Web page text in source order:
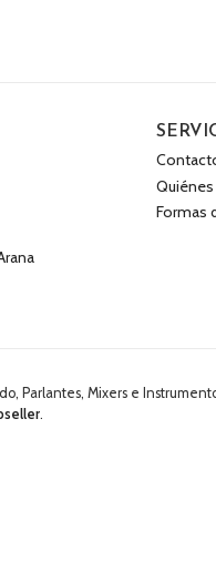
Formas
Parlantes, Mixers e
.